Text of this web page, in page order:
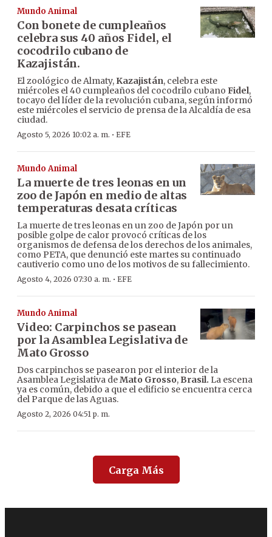
Mundo Animal
Con bonete de cumpleaños
celebra sus 40 años Fidel, el
cocodrilo cubano de
Kazajistán.
El zoológico de Almaty, Kazajistán, celebra este
miércoles el 40 cumpleaños del cocodrilo cubano Fidel,
tocayo del líder de la revolución cubana, según informó
este miércoles el servicio de prensa de la Alcaldía de esa
ciudad.
Agosto 5, 2026 10:02 a. m. · EFE
Mundo Animal
La muerte de tres leonas en un
zoo de Japón en medio de altas
temperaturas desata críticas
La muerte de tres leonas en un zoo de Japón por un
posible golpe de calor provocó críticas de los
organismos de defensa de los derechos de los animales,
como PETA, que denunció este martes su continuado
cautiverio como uno de los motivos de su fallecimiento.
Agosto 4, 2026 07:30 a. m. · EFE
Mundo Animal
Video: Carpinchos se pasean
por la Asamblea Legislativa de
Mato Grosso
Dos carpinchos se pasearon por el interior de la
Asamblea Legislativa deMato Grosso, Brasil. La escena
ya es común, debido a que el edificio se encuentra cerca
del Parque de las Aguas.
Agosto 2, 2026 04:51 p. m.
Carga Más